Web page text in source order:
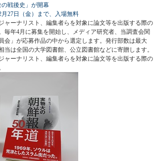
の戦後史」が開幕
27日（金）まで、入場無料
ャーナリスト、編集者らを対象に論文等を出版する際の
毎年4月に募集を開始し、メディア研究者、当調査会関
会」が応募作品の中から選定します。発行部数は最大
当は全国の大学図書館、公立図書館などに寄贈します。
ャーナリスト、編集者らを対象に論文等を出版する際の